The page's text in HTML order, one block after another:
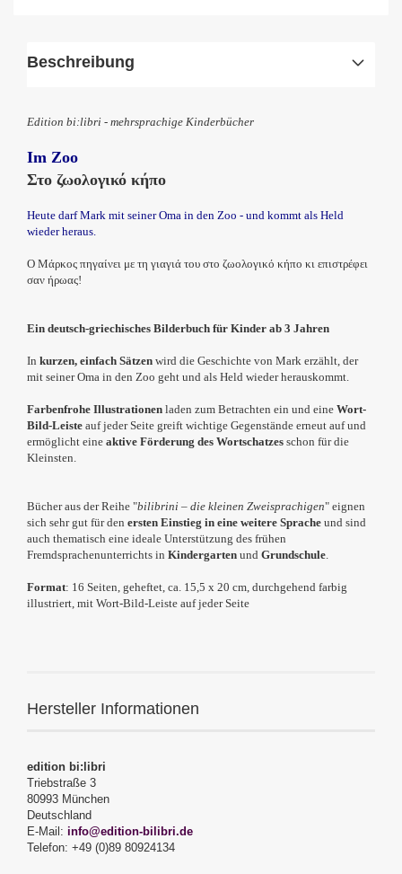
Beschreibung
Edition bi:libri - mehrsprachige Kinderbücher
Im Zoo
Στο ζωολογικό κήπο
Heute darf Mark mit seiner Oma in den Zoo - und kommt als Held
wieder heraus.
Ο Μάρκος πηγαίνει με τη γιαγιά του στο ζωολογικό κήπο κι επιστρέφει
σαν ήρωας!
Ein deutsch-griechisches Bilderbuch für Kinder ab 3 Jahren
In kurzen, einfach Sätzen wird die Geschichte von Mark erzählt, der
mit seiner Oma in den Zoo geht und als Held wieder herauskommt.
Farbenfrohe Illustrationen laden zum Betrachten ein und eine Wort-
Bild-Leiste auf jeder Seite greift wichtige Gegenstände erneut auf und
ermöglicht eine aktive Förderung des Wortschatzes schon für die
Kleinsten.
Bücher aus der Reihe "bilibrini – die kleinen Zweisprachigen" eignen
sich sehr gut für den ersten Einstieg in eine weitere Sprache und sind
auch thematisch eine ideale Unterstützung des frühen
Fremdsprachenunterrichts in Kindergarten und Grundschule.
Format: 16 Seiten, geheftet, ca. 15,5 x 20 cm, durchgehend farbig
illustriert, mit Wort-Bild-Leiste auf jeder Seite
Hersteller Informationen
edition bi:libri
Triebstraße 3
80993 München
Deutschland
E-Mail: info@edition-bilibri.de
Telefon: +49 (0)89 80924134